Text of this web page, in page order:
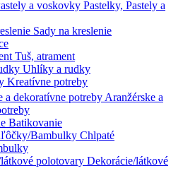
Pastelky, Pastely a
Sady na kreslenie
Tuš, atrament
Uhlíky a rudky
Kreatívne potreby
Aranžérske a
Batikovanie
Chlpaté
Dekorácie/látkové